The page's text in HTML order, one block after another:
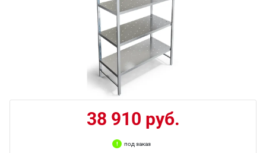
38 910 руб.
под заказ